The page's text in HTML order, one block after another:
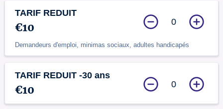
TARIF REDUIT
€10
Demandeurs d'emploi, minimas sociaux, adultes handicapés
0
TARIF REDUIT -30 ans
€10 0